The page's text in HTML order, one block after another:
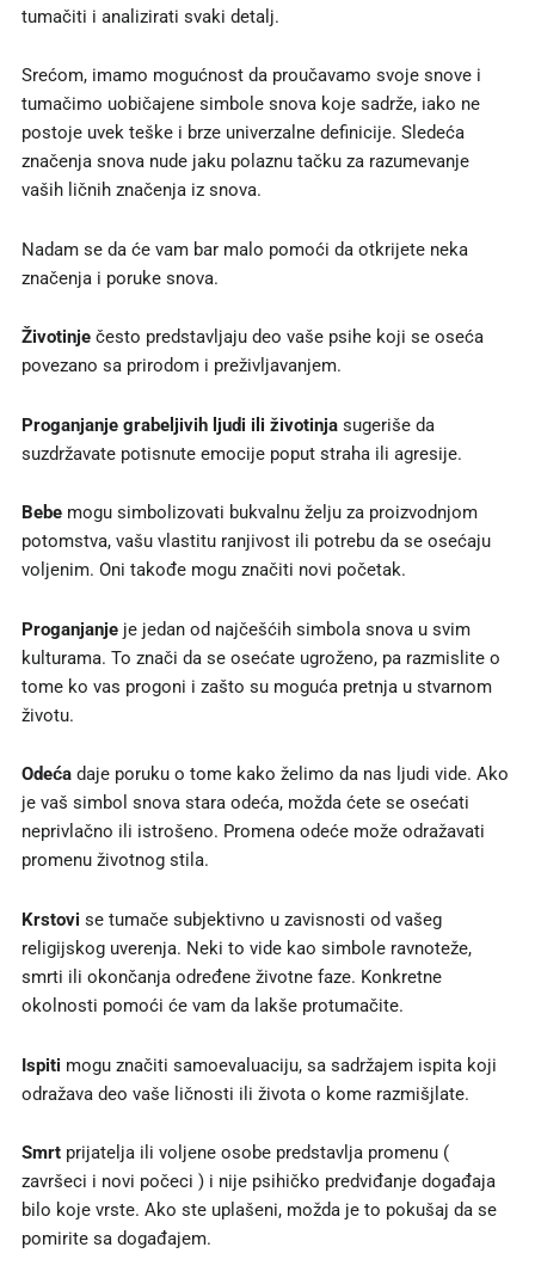
tumačiti i analizirati svaki detalj.
Srećom, imamo mogućnost da proučavamo svoje snove i
tumačimo uobičajene simbole snova koje sadrže, iako ne
postoje uvek teške i brze univerzalne definicije. Sledeća
značenja snova nude jaku polaznu tačku za razumevanje
vaših ličnih značenja iz snova.
Nadam se da će vam bar malo pomoći da otkrijete neka
značenja i poruke snova.
Životinječesto predstavljaju deo vaše psihe koji se oseća
povezano sa prirodom i preživljavanjem.
Proganjanje grabeljivih ljudi ili životinjasugeriše da
suzdržavate potisnute emocije poput straha ili agresije.
Bebe mogu simbolizovati bukvalnu želju za proizvodnjom
potomstva, vašu vlastitu ranjivost ili potrebu da se osećaju
voljenim. Oni takođe mogu značiti novi početak.
Proganjanjeje jedan od najčešćih simbola snova u svim
kulturama. To znači da se osećate ugroženo, pa razmislite o
tome ko vas progoni i zašto su moguća pretnja u stvarnom
životu.
Odeća daje poruku o tome kako želimo da nas ljudi vide. Ako
je vaš simbol snova stara odeća, možda ćete se osećati
neprivlačno ili istrošeno. Promena odeće može odražavati
promenu životnog stila.
Krstovi se tumače subjektivno u zavisnosti od vašeg
religijskog uverenja. Neki to vide kao simbole ravnoteže,
smrti ili okončanja određene životne faze. Konkretne
okolnosti pomoći će vam da lakše protumačite.
Ispiti mogu značiti samoevaluaciju, sa sadržajem ispita koji
odražava deo vaše ličnosti ili života o kome razmišjlate.
Smrtprijatelja ili voljene osobe predstavlja promenu (
završeci i novi počeci ) i nije psihičko predviđanje događaja
bilo koje vrste. Ako ste uplašeni, možda je to pokušaj da se
pomirite sa događajem.